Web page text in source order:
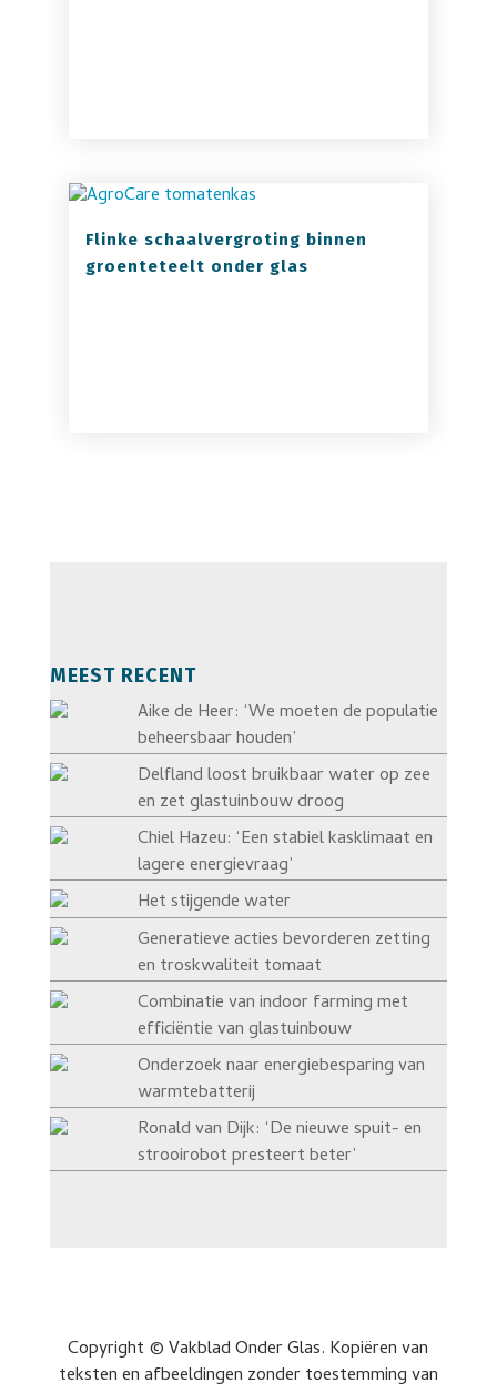
Flinke schaalvergroting binnen
groenteteelt onder glas
MEEST RECENT
Aike de Heer: ‘We moeten de populatie
beheersbaar houden’
Delfland loost bruikbaar water op zee
en zet glastuinbouw droog
Chiel Hazeu: ‘Een stabiel kasklimaat en
lagere energievraag’
Het stijgende water
Generatieve acties bevorderen zetting
en troskwaliteit tomaat
Combinatie van indoor farming met
efficiëntie van glastuinbouw
Onderzoek naar energiebesparing van
warmtebatterij
Ronald van Dijk: ‘De nieuwe spuit- en
strooirobot presteert beter’
Copyright © Vakblad Onder Glas. Kopiëren van
teksten en afbeeldingen zonder toestemming van